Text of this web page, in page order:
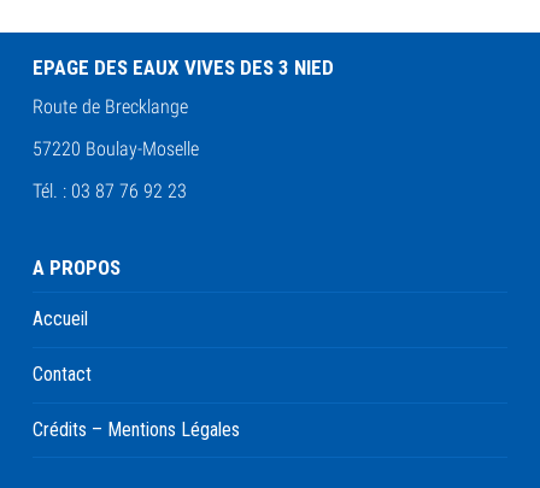
EPAGE DES EAUX VIVES DES 3 NIED
Route de Brecklange
57220 Boulay-Moselle
Tél. : 03 87 76 92 23
A PROPOS
Accueil
Contact
Crédits – Mentions Légales